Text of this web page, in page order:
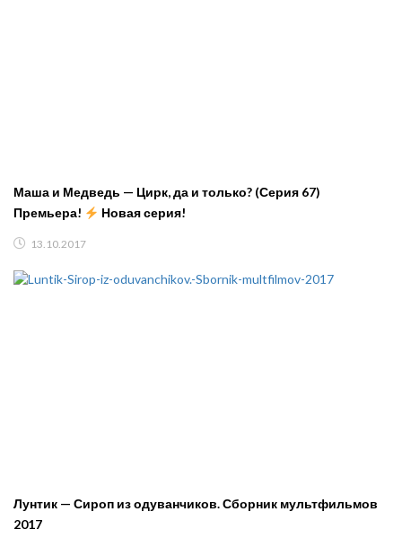
Маша и Медведь — Цирк, да и только? (Серия 67)
Премьера!
Новая серия!
13.10.2017
Лунтик — Сироп из одуванчиков. Сборник мультфильмов
2017